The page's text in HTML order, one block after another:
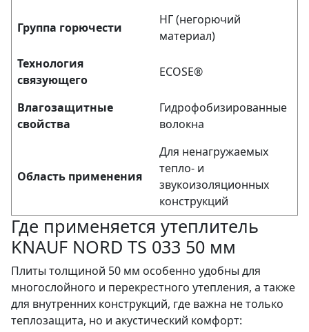
Группа горючести
НГ (негорючий
материал)
Технология
связующего
ECOSE®
Влагозащитные
свойства
Гидрофобизированные
волокна
Область применения
Для ненагружаемых
тепло- и
звукоизоляционных
конструкций
Где применяется утеплитель
KNAUF NORD TS 033 50 мм
Плиты толщиной 50 мм особенно удобны для
многослойного и перекрестного утепления, а также
для внутренних конструкций, где важна не только
теплозащита, но и акустический комфорт: